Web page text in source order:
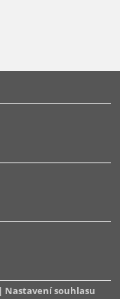
Nastavení souhlasu